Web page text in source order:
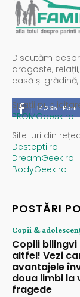
Discutăm
dragoste,
casă și
14,235 Fani
Spații
PROMOdesk.ro
Site-uri din
Destepti.ro
DreamGeek.ro
BodyGeek.ro
POSTĂRI
Copii &
Copiii
altfel! Vezi
avantajele
doua limbi la
fragede